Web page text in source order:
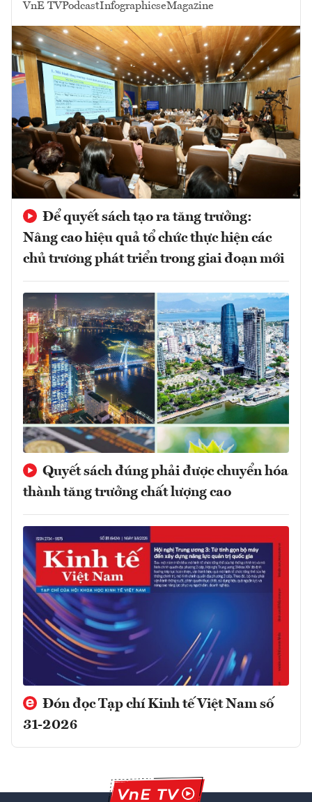
VnE TVPodcastInfographicseMagazine
Để quyết sách tạo ra tăng trưởng:
Nâng cao hiệu quả tổ chức thực hiện các
chủ trương phát triển trong giai đoạn mới
Quyết sách đúng phải được chuyển hóa
thành tăng trưởng chất lượng cao
Đón đọc Tạp chí Kinh tế Việt Nam số
31-2026